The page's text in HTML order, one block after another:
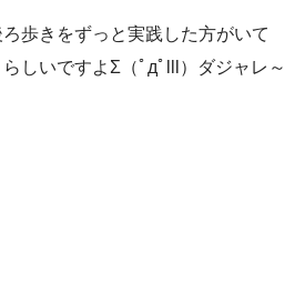
歩きをずっと実践した方がいて
らしいですよΣ（ﾟдﾟlll）ダジャレ～